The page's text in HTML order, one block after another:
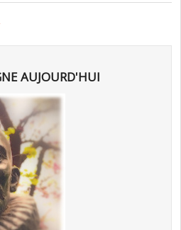
AUJOURD'HUI